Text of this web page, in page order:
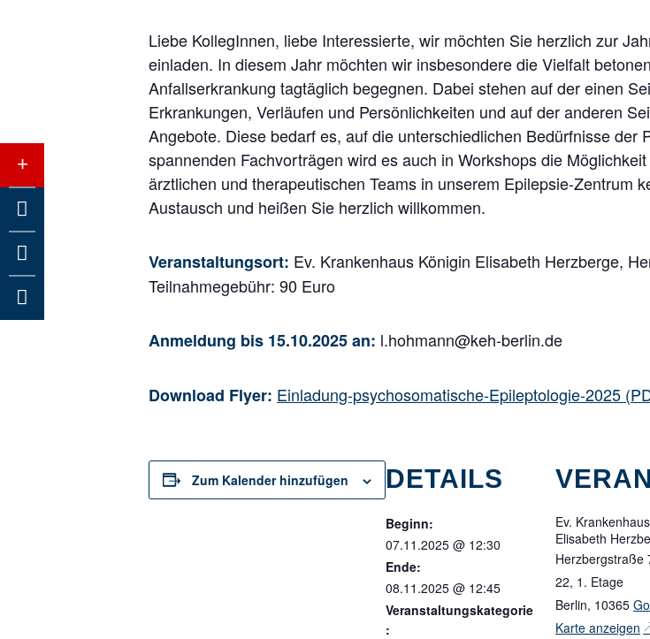
+



Liebe KollegInnen, liebe Interessierte, wir möchten Sie herzlich zur
einladen. In diesem Jahr möchten wir insbesondere die Vielfalt
Anfallserkrankung tagtäglich begegnen. Dabei stehen auf der einen
Erkrankungen, Verläufen und Persönlichkeiten und auf der anderen
Angebote. Diese bedarf es, auf die unterschiedlichen Bedürfnisse der
spannenden Fachvorträgen wird es auch in Workshops die
ärztlichen und therapeutischen Teams in unserem Epilepsie-Zentrum
Austausch und heißen Sie herzlich willkommen.
Veranstaltungsort: Ev. Krankenhaus Königin Elisabeth Herzberge,
Teilnahmegebühr: 90 Euro
Anmeldung bis 15.10.2025 an: l.hohmann@keh-berlin.de
Download Flyer: Einladung-psychosomatische-Epileptologie-2025
Zum Kalender hinzufügen DETAILS
Beginn:
07.11.2025 @ 12:30
Ende:
08.11.2025 @ 12:45
Veranstaltungskategorie
:
Ev.
Elisabeth
Herzbergstraße
22, 1. Etage
Berlin, 10365
Karte anzeigen